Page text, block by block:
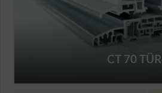
CT 70 TÜR